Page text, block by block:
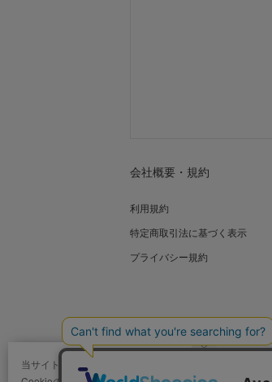
会社概要・規約
利用規約
特定商取引法に基づく表示
プライバシー規約
当サイトではCookieを使用します。